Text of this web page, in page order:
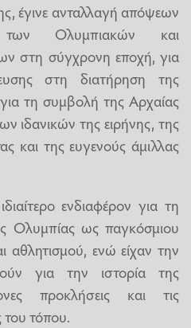
έγινε ανταλλαγή απόψεων
Ολυμπιακών και
στη σύγχρονη εποχή, για
στη διατήρηση της
τη συμβολή της Αρχαίας
ιδανικών της ειρήνης, της
και της ευγενούς άμιλλας
ενδιαφέρον για τη
Ολυμπίας ως παγκόσμιου
αθλητισμού, ενώ είχαν την
για την ιστορία της
προκλήσεις και τις
του τόπου.